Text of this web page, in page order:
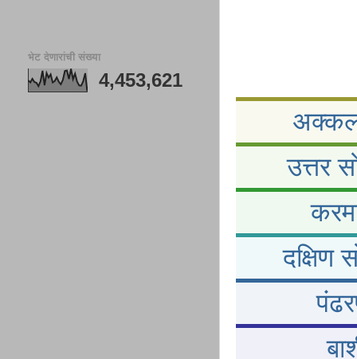
उत्तर
दक्षिण
भेट देणारांची संख्या
4,453,621